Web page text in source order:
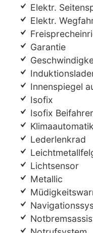
Elektr.
Elektr.
Garantie
Innenspiegel
Isofix
Isofix
Klimaautomatik
Lederlenkrad
Lichtsensor
Metallic